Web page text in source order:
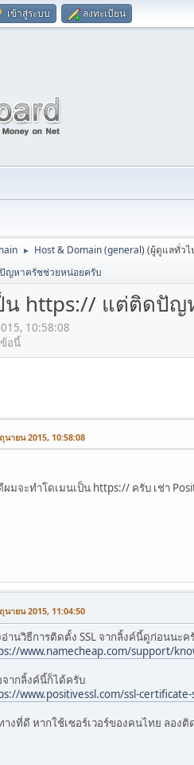
เข้าสู่ระบบ ลงทะเบียน
► Host & Domain (general) (ผู้ดูแลทั่วไ
ญหาครัชช่วยหน่อยครับ
น https:// แต่ติดปั
10:58:08
อนี้
นายน 2015, 10:58:08
มจะทำโดเมนเป็น https:// ครับ เช่า
นายน 2015, 11:04:50
อ่านวิธีการติดตั้ง SSL จากลิ้งค์นี้ดูก่อนนะค
www.namecheap.com/support/
ากลิ้งค์นี้ก็ได้ครับ
www.positivessl.com/ssl-
างที่ดี หากใช้เซอร์เวอร์ของคนไทย ลอง